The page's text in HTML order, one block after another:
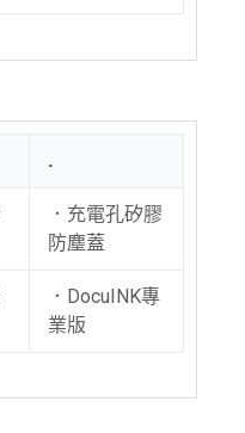
.
．充電孔矽膠
防塵蓋
．DocuINK專
業版